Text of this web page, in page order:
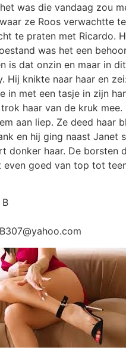
was die vandaag zou
ze Roos verwachtte
te praten met Ricardo.
was het een
is dat onzin en maar in
Hij knikte naar haar en
in met een tasje in zijn
trok haar van de kruk
aan liep. Ze deed haar
en hij ging naast Janet
donker haar. De borsten
even goed van top tot